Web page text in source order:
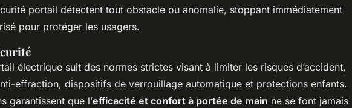
portail détectent tout obstacle ou anomalie, stoppant immédiatement
pour protéger les usagers.
électrique suit des normes strictes visant à limiter les risques d’accident,
effraction, dispositifs de verrouillage automatique et protections enfants.
garantissent que l’efficacité et confort à portée de main ne se font jamais